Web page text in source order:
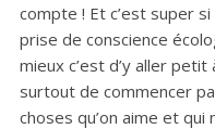
compte ! Et c’est super
prise de conscience
mieux c’est d’y aller
surtout de commencer
choses qu’on aime et qui